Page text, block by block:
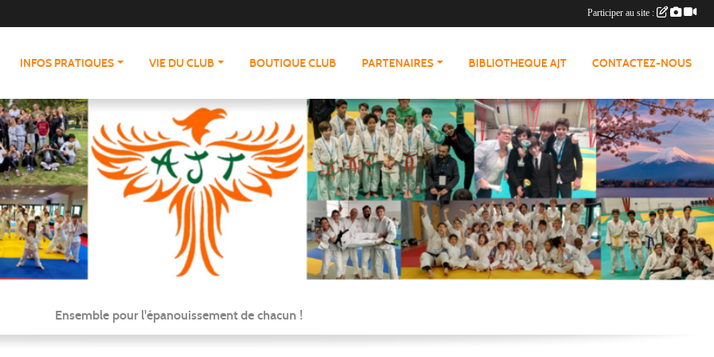
INFOS PRATIQUES VIE DU CLUB BOUTIQUE CLUB PARTENAIRES BIBLIOTHEQUE AJT CONTACTEZ-NOUS
Ensemble pour l'épanouissement de chacun !
Participer au site :